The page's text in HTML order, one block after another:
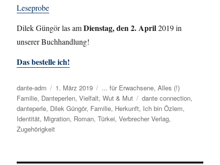
Leseprobe
Dilek Güngör las amDienstag, den 2. April2019 in
unserer Buchhandlung!
Das bestelle ich!
Autor
dante-adm
Veröffentlicht
am
1. März 2019 Kategorien
... für Erwachsene,Alles (!)
Familie, Danteperlen,Vielfalt,Wut & Mut Schlagwörter
dante connection,
danteperle, Dilek Güngör, Familie, Herkunft, Ich bin Özlem,
Identität, Migration, Roman,Türkei,Verbrecher Verlag,
Zugehörigkeit